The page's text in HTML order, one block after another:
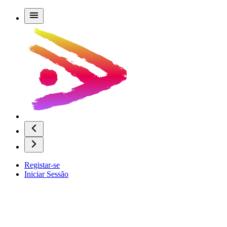
Registar-se
Iniciar Sessão